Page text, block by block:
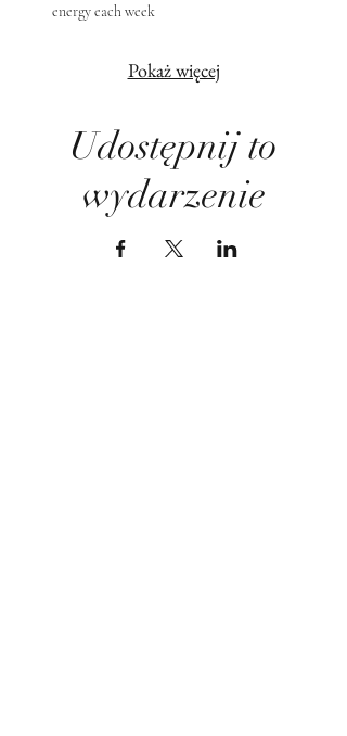
energy each week
Pokaż więcej
Udostępnij to
wydarzenie